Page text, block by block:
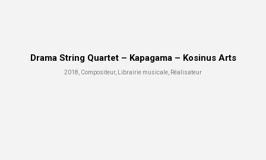
Drama String Quartet – Kapagama – Kosinus Arts
2018, Compositeur, Librairie musicale, Réalisateur